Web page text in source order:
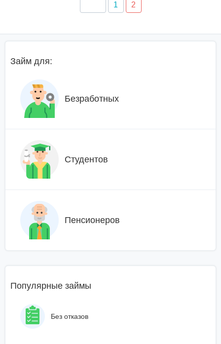
1 2
Займ для:
Безработных
Студентов
Пенсионеров
Популярные займы
Без отказов